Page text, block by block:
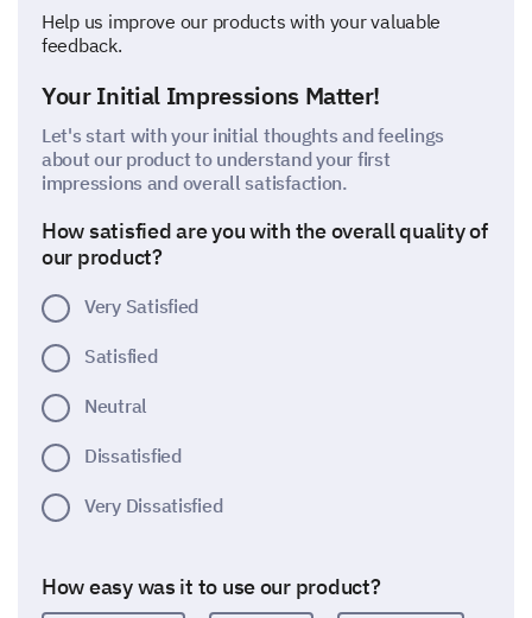
Help us improve our products with your valuable
feedback.
Your Initial Impressions Matter!
Let's start with your initial thoughts and feelings
about our product to understand your first
impressions and overall satisfaction.
How satisfied are you with the overall quality of
our product?
Very Satisfied
Satisfied
Neutral
Dissatisfied
Very Dissatisfied
How easy was it to use our product?